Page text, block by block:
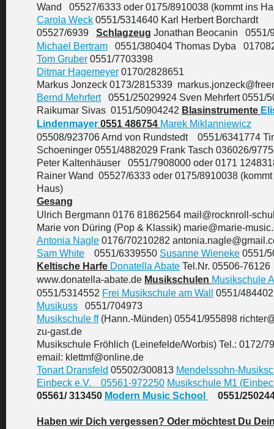
Wand 05527/6333 oder 0175/8910038 (kommt ins
Carola Weck 0551/5314640 Karl Herbert Borchardt
05527/6939 Schlagzeug Jonathan Beocanin 0551/
Michael Bertram 0551/380404 Thomas Dyba
Tom Gruber 0551/7703398
Ditmar Hagemeyer 0170/2828651
Markus Jonzeck 0173/2815339
Bernd Mehrfert0551/25029924 Sven Mehrfert 0551/
Raikumar Sivas 0151/50904242 Blasinstrumente
Lindenmayer 0551 486754 Marek Miklanniewicz
05508/923706 Arnd von Rundstedt 0551/6341774
Schoeninger 0551/4882029 Frank Tasch 036026/
Peter Kaltenhäuser 0551/7908000 oder 0171
Rainer Wand 05527/6333 oder 0175/8910038
Haus)
Gesang
Ulrich Bergmann 0176 81862564 mail@rocknroll-
Marie von Düring (Pop & Klassik) marie@marie-
Antonia Nagle 0176/70210282
Sam White 0551/6339550 Susanne Wieneke 0551/
Keltische Harfe Donatella Abate Tel.Nr. 05506-76126
www.donatella-abate.de Musikschulen Musikschule
0551/5314552 Frei Musikschule am Wall
0551/484402
Musikuss 0551/704973
Musikschule ff(Hann.-Münden) 05541/955898
zu-gast.de
Musikschule Fröhlich (Leinefelde/Worbis) Tel.: 0172/
email: klettmf@online.de
Tonart Dransfeld 05502/300813 Mendelssohn-
Einbeck e.V. 05561-972250 Musikschule M1
05561/ 313450 Modern Music School 0551/
Haben wir Dich vergessen? Oder möchtest Du